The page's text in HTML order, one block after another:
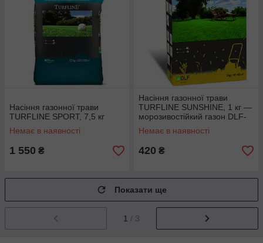
Насіння газонної трави
TURFLINE SPORT, 7,5 кг
Немає в наявності
1 550 ₴
Насіння газонної трави
TURFLINE SUNSHINE, 1 кг —
морозивостійкий газон DLF-
Trifolium
Немає в наявності
420 ₴
Показати ще
1 / 3